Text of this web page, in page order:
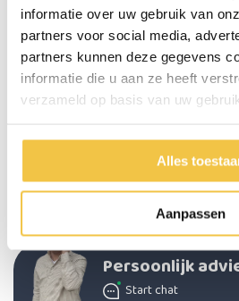
informatie over uw gebruik van
partners voor social media,
partners kunnen deze gegevens
informatie die u aan ze heeft
verzameld op basis van uw
Alles
Aanpassen
Specificaties
Gewicht
Kleur
Optioneel
Persoonlijk
Start chat